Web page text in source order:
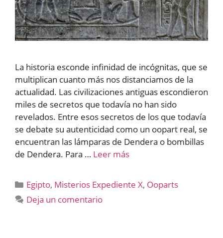
La historia esconde infinidad de incógnitas, que se
multiplican cuanto más nos distanciamos de la
actualidad. Las civilizaciones antiguas escondieron
miles de secretos que todavía no han sido
revelados. Entre esos secretos de los que todavía
se debate su autenticidad como un oopart real, se
encuentran las lámparas de Dendera o bombillas
de Dendera. Para … Leer más
Categorías
Egipto, Misterios Expediente X, Ooparts
Deja un comentario